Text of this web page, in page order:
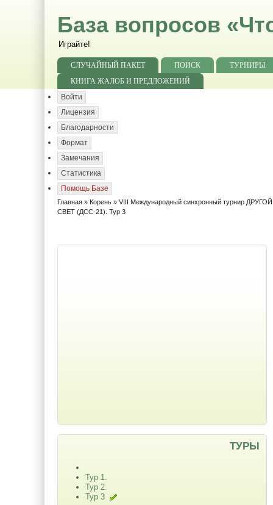
База вопросов
Играйте!
СЛУЧАЙНЫЙ ПАКЕТ ПОИСК
ТУРНИРЫ
КНИГА ЖАЛОБ И ПРЕДЛОЖЕНИЙ
Войти
Лицензия
Благодарности
Формат
Замечания
Статистика
Помощь Базе
Главная » Корень » VIII Международный синхронный турнир
СВЕТ (ДСС-21). Тур 3
ТУРЫ
Тур 1.
Тур 2.
Тур 3